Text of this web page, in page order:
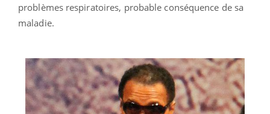
problèmes respiratoires, probable conséquence de sa
maladie.